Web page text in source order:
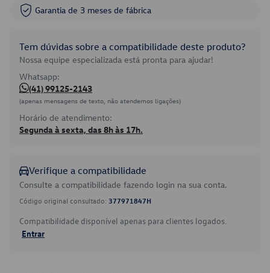
Garantia de 3 meses de fábrica
Tem dúvidas sobre a compatibilidade deste produto?
Nossa equipe especializada está pronta para ajudar!
Whatsapp:
(41) 99125-2143
(apenas mensagens de texto, não atendemos ligações)
Horário de atendimento:
Segunda à sexta, das 8h às 17h.
Verifique a compatibilidade
Consulte a compatibilidade fazendo login na sua conta.
Código original consultado: 377971847H
Compatibilidade disponível apenas para clientes logados.
Entrar